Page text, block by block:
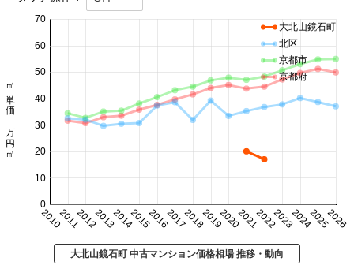
20102011201220132014201520162017201820192020202120222023202420252026
0
10
20
30
40
50
60
70
㎡単価 万円/㎡
大北山鏡石町
北区
京都市
京都府
大北山鏡石町 中古マンション価格相場 推移・動向